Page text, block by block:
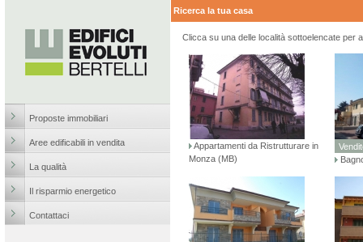
Proposte immobiliari
Aree edificabili in vendita
La qualità
Il risparmio energetico
Contattaci
Ricerca la tua casa
Clicca su una delle località sottoelencate per
Appartamenti da Ristrutturare in
Monza (MB)